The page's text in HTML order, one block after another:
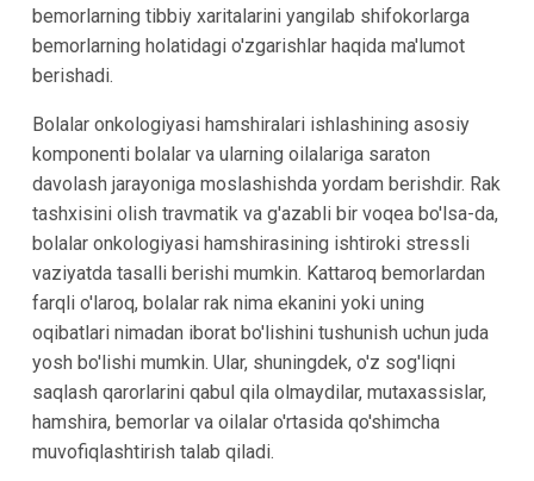
bemorlarning tibbiy xaritalarini yangilab shifokorlarga
bemorlarning holatidagi o'zgarishlar haqida ma'lumot
berishadi.
Bolalar onkologiyasi hamshiralari ishlashining asosiy
komponenti bolalar va ularning oilalariga saraton
davolash jarayoniga moslashishda yordam berishdir. Rak
tashxisini olish travmatik va g'azabli bir voqea bo'lsa-da,
bolalar onkologiyasi hamshirasining ishtiroki stressli
vaziyatda tasalli berishi mumkin. Kattaroq bemorlardan
farqli o'laroq, bolalar rak nima ekanini yoki uning
oqibatlari nimadan iborat bo'lishini tushunish uchun juda
yosh bo'lishi mumkin. Ular, shuningdek, o'z sog'liqni
saqlash qarorlarini qabul qila olmaydilar, mutaxassislar,
hamshira, bemorlar va oilalar o'rtasida qo'shimcha
muvofiqlashtirish talab qiladi.